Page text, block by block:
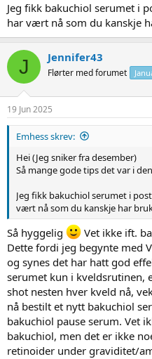
Jeg fikk bakuchiol serumet i
har vært nå som du kanskje
J Jennifer43
Flørter med forumet
19 Jun 2025
Emhess skrev:
Hei (Jeg sniker fra desember)
Så mange gode tips det var i
Jeg fikk bakuchiol serumet i
vært nå som du kanskje har
Så hyggelig
Vet ikke ift.
Dette fordi jeg begynte med
og synes det har hatt god
serumet kun i kveldsrutinen,
shot nesten hver kveld nå,
nå bestilt et nytt bakuchiol
bakuchiol pause serum. Vet
bakuchiol, men det er ikke
retinoider under graviditet/